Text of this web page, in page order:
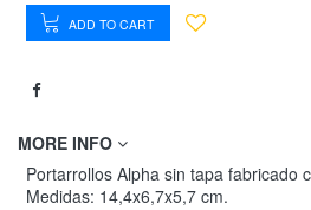
ADD TO CART
MORE INFO
Portarrollos Alpha sin tapa fabricado
Medidas: 14,4x6,7x5,7 cm.